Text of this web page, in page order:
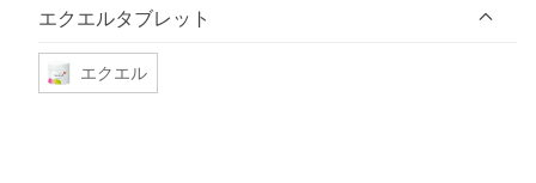
エクエルタブレット
エクエル